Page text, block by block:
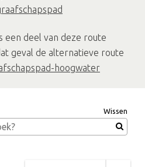
een deel van deze route
geval de alternatieve route
hoogwater
Wissen